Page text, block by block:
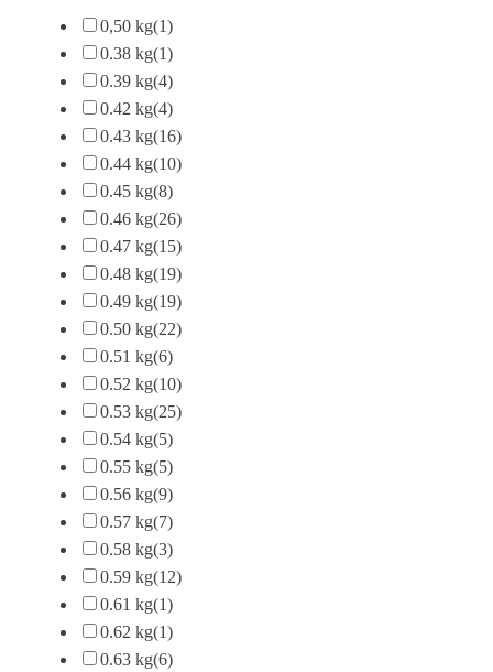
0,50 kg(1)
0.38 kg(1)
0.39 kg(4)
0.42 kg(4)
0.43 kg(16)
0.44 kg(10)
0.45 kg(8)
0.46 kg(26)
0.47 kg(15)
0.48 kg(19)
0.49 kg(19)
0.50 kg(22)
0.51 kg(6)
0.52 kg(10)
0.53 kg(25)
0.54 kg(5)
0.55 kg(5)
0.56 kg(9)
0.57 kg(7)
0.58 kg(3)
0.59 kg(12)
0.61 kg(1)
0.62 kg(1)
0.63 kg(6)